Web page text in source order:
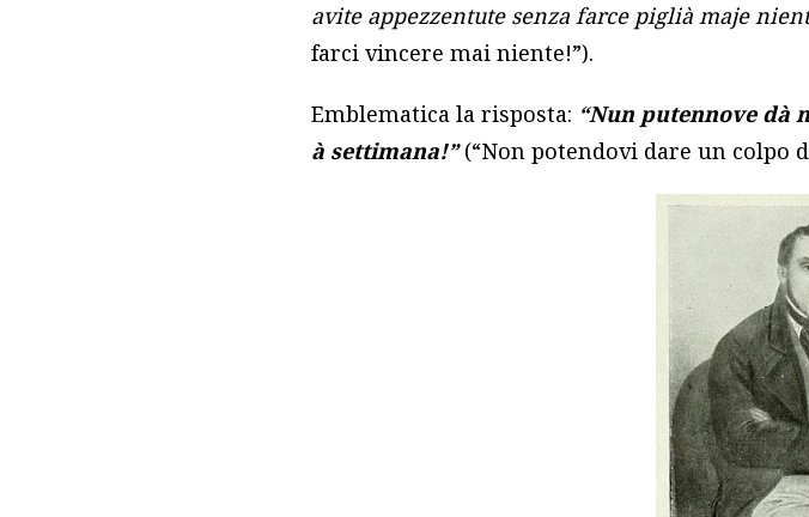
avite appezzentute senza farce piglià maje
farci vincere mai niente!”).
Emblematica la risposta: “Nun putennove dà
à settimana!”(“Non potendovi dare un colpo